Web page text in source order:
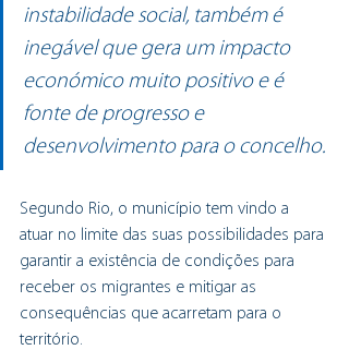
instabilidade social, também é
inegável que gera um impacto
económico muito positivo e é
fonte de progresso e
desenvolvimento para o concelho.
Segundo Rio, o município tem vindo a
atuar no limite das suas possibilidades para
garantir a existência de condições para
receber os migrantes e mitigar as
consequências que acarretam para o
território.